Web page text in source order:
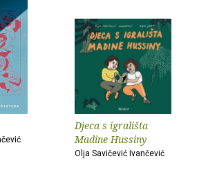
Djeca s igrališta
Madine Hussiny
Olja Savičević Ivančević